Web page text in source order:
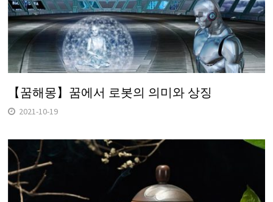
【꿈해몽】꿈에서 로봇의 의미와 상징
2021-10-19